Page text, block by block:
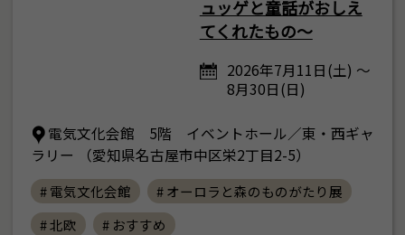
ュッゲと童話がおしえ
てくれたもの～
2026年7月11日(土) ～
8月30日(日)
電気文化会館 5階 イベントホール／東・西ギャ
ラリー （愛知県名古屋市中区栄2丁目2-5）
# 電気文化会館
# オーロラと森のものがたり展
# 北欧
# おすすめ